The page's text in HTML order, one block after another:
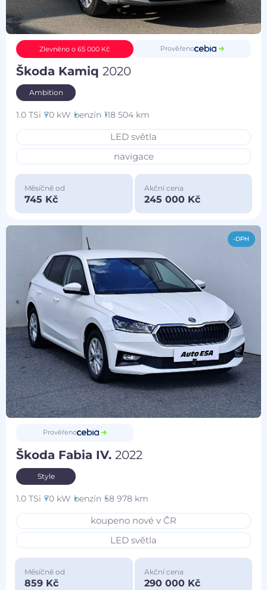
Zlevněno o 65 000 Kč Prověřeno
Škoda Kamiq2020
Ambition
1.0 TSi 70 kW benzín 118 504 km
LED světla
navigace
Měsíčně od
745 Kč
Akční cena
245 000 Kč
-DPH
Prověřeno
Škoda Fabia IV.2022
Style
1.0 TSi 70 kW benzín 58 978 km
koupeno nové v ČR
LED světla
Měsíčně od
859 Kč
Akční cena
290 000 Kč